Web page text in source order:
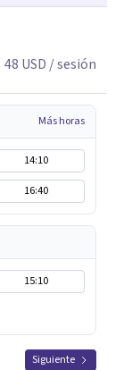
48 USD / sesión
Más horas
14:10
16:40
15:10
Siguiente